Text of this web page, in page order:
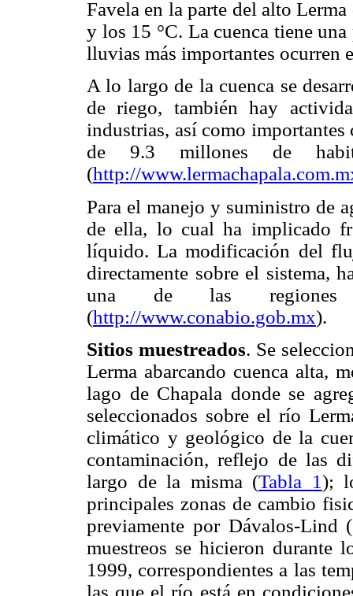
Favela en la parte del alto
y los 15 °C. La cuenca tiene
lluvias más importantes ocurren
A lo largo de la cuenca se
de riego, también hay
industrias, así como
de 9.3 millones de
(http://
Para el manejo y suministro de
de ella, lo cual ha implicado
líquido. La modificación del
directamente sobre el sistema,
una de las regiones
(http://www.conabio.gob.mx).
Sitios muestreados. Se
Lerma abarcando cuenca alta,
lago de Chapala donde se
seleccionados sobre el río
climático y geológico de la
contaminación, reflejo de las
largo de la misma (Tabla 1);
principales zonas de cambio
previamente por Dávalos-Lind
muestreos se hicieron durante
1999, correspondientes a las
las que el río está en